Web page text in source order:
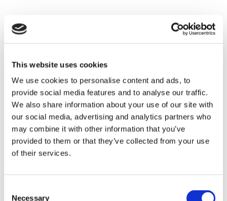
This website uses cookies
We use cookies to personalise content and ads, to
provide social media features and to analyse our traffic.
We also share information about your use of our site with
our social media, advertising and analytics partners who
may combine it with other information that you’ve
provided to them or that they’ve collected from your use
of their services.
Necessary